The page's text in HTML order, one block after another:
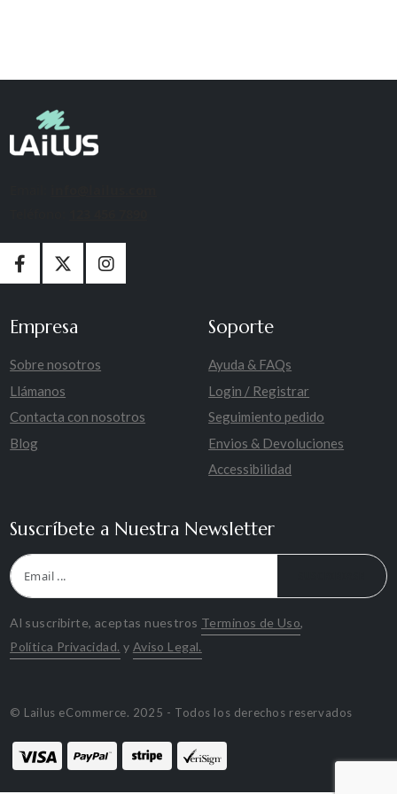
Empresa
Sobre nosotros
Llámanos
Contacta con nosotros
Blog
Soporte
Ayuda & FAQs
Login / Registrar
Seguimiento pedido
Envios & Devoluciones
Accessibilidad
Suscríbete a Nuestra Newsletter
Al suscribirte, aceptas nuestros Terminos de Uso,
Política Privacidad. y Aviso Legal.
© Lailus eCommerce. 2025 - Todos los derechos reservados